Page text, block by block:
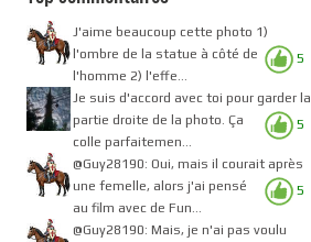
5
J'aime beaucoup cette photo 1)
l'ombre de la statue à côté de
l'homme 2) l'effe...
5
Je suis d'accord avec toi pour garder la
partie droite de la photo. Ça
colle parfaitemen...
5
@Guy28190: Oui, mais il courait après
une femelle, alors j'ai pensé
au film avec de Fun...
@Guy28190: Mais, je n'ai pas voulu